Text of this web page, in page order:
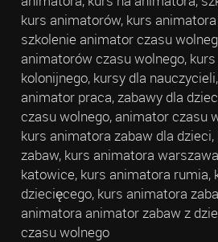
kurs animatorów, kurs
szkolenie animator czasu
animatorów czasu wolnego,
kolonijnego, kursy dla
animator praca, zabawy dla
czasu wolnego, animator czasu
kurs animatora zabaw dla
zabaw, kurs animatora
katowice, kurs animatora rumia,
dziecięcego, kurs animatora
animatora animator zabaw z
czasu wolnego